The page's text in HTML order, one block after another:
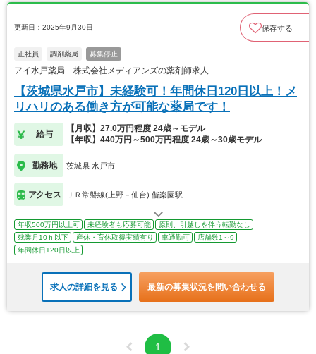
更新日：2025年9月30日 保存する
正社員 調剤薬局 募集停止
アイ水戸薬局 株式会社メディアンズの薬剤師求人
【茨城県水戸市】未経験可！年間休日120日以上！メ
リハリのある働き方が可能な薬局です！
給与
【月収】27.0万円程度 24歳～モデル
【年収】440万円～500万円程度 24歳～30歳モデル
勤務地 茨城県 水戸市
アクセス ＪＲ常磐線(上野－仙台) 偕楽園駅
年収500万円以上可 未経験者も応募可能
原則、引越しを伴う転勤なし
残業月10ｈ以下
産休・育休取得実績有り 車通勤可
店舗数1～9
年間休日120日以上
求人の詳細を見る 最新の募集状況を問い合わせる
1